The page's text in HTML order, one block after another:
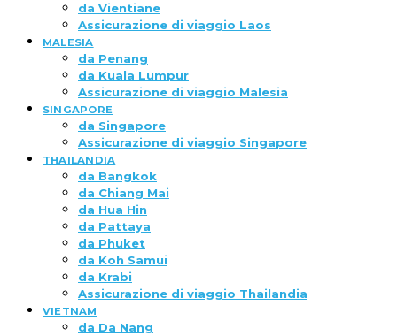
da Vientiane
Assicurazione di viaggio Laos
MALESIA
da Penang
da Kuala Lumpur
Assicurazione di viaggio Malesia
SINGAPORE
da Singapore
Assicurazione di viaggio Singapore
THAILANDIA
da Bangkok
da Chiang Mai
da Hua Hin
da Pattaya
da Phuket
da Koh Samui
da Krabi
Assicurazione di viaggio Thailandia
VIETNAM
da Da Nang